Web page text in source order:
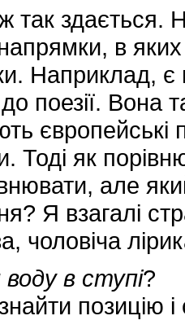
здається.
в
Наприклад, є
поезії. Вона
Тоді як
але
Я взагалі
чоловіча
в ступі?
позицію і